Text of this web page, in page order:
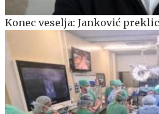
Konec veselja: Janković